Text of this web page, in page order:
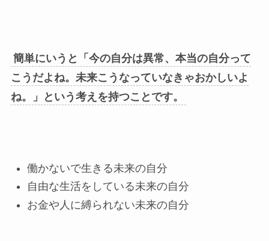
簡単にいうと「今の自分は異常、本当の自分って
こうだよね。未来こうなっていなきゃおかしいよ
ね。」という考えを持つことです。
働かないで生きる未来の自分
自由な生活をしている未来の自分
お金や人に縛られない未来の自分